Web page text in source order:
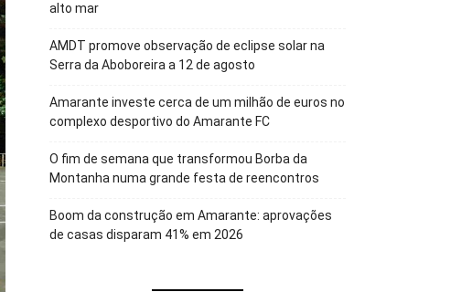
alto mar
AMDT promove observação de eclipse solar na
Serra da Aboboreira a 12 de agosto
Amarante investe cerca de um milhão de euros no
complexo desportivo do Amarante FC
O fim de semana que transformou Borba da
Montanha numa grande festa de reencontros
Boom da construção em Amarante: aprovações
de casas disparam 41% em 2026